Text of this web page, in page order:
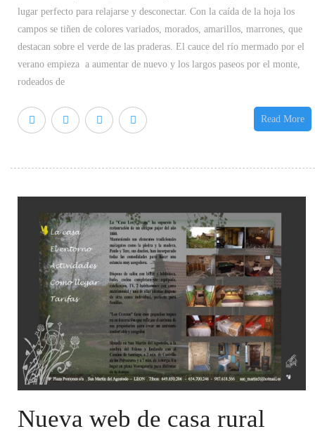
lugar perfecto para relajarse y desconectar. Con la caída de la hoja los
campos se tiñen de colores variados, morados, amarillos, marrones, que
destacan sobre el verde de las praderas. El cauce del río mermado por el
verano empieza a aumentar de nuevo y los largos paseos por el monte,
rodeados de
Read More
Nueva web de casa rural